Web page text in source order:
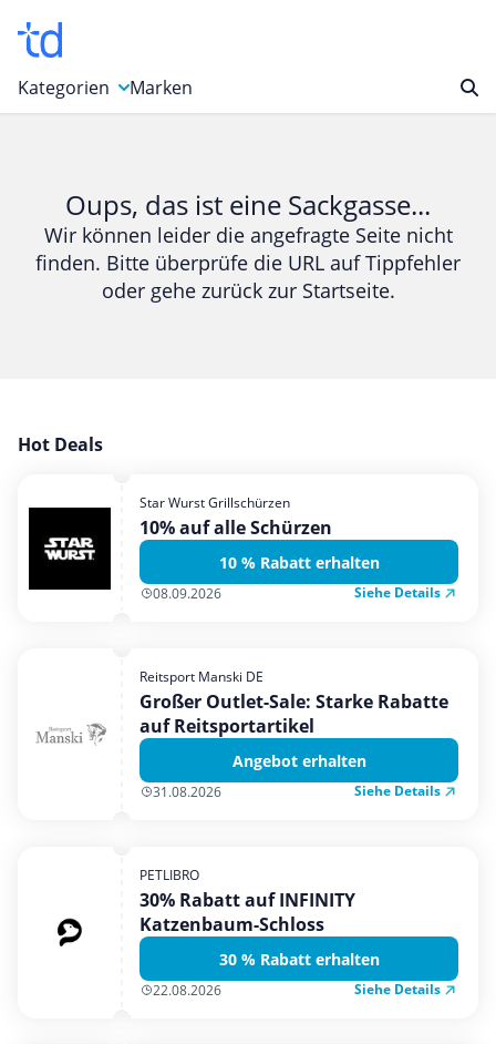
Kategorien
Bücher & Magazine
Computer & Elektronik
Entertainment & Media
Garten, Haushalt & Tiere
Mobilfunk & Internet
Mode & Accessoires
Shopping
Urlaub & Reise
Marken
Oups, das ist eine Sackgasse...
Wir können leider die angefragte Seite nicht
finden. Bitte überprüfe die URL auf Tippfehler
oder gehe zurück zur Startseite.
Hot Deals
Star Wurst Grillschürzen
10% auf alle Schürzen
10 % Rabatt erhalten
08.09.2026 Siehe Details
Reitsport Manski DE
Großer Outlet-Sale: Starke Rabatte
auf Reitsportartikel
Angebot erhalten
31.08.2026 Siehe Details
PETLIBRO
30% Rabatt auf INFINITY
Katzenbaum-Schloss
30 % Rabatt erhalten
22.08.2026 Siehe Details